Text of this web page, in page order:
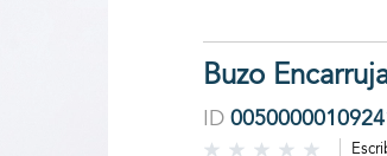
Buzo
ID